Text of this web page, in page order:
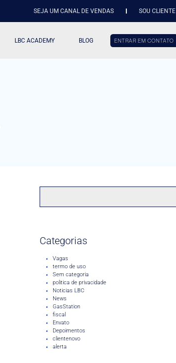
SEJA UM CANAL DE VENDAS SOU CLIENTE
LBC ACADEMY BLOG ENTRAR EM CONTATO
Categorias
Vagas
termo de uso
Sem categoria
politica de privacidade
Noticias LBC
News
GasStation
fiscal
Envato
Depoimentos
clientenovo
alerta